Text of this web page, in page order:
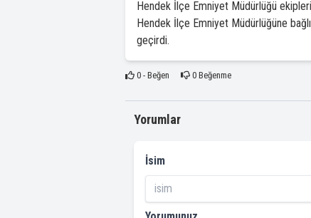
Hendek İlçe Emniyet Müdürlüğü
Hendek İlçe Emniyet Müdürlüğüne
geçirdi.
0- Beğen 0Beğenme
Yorumlar
İsim